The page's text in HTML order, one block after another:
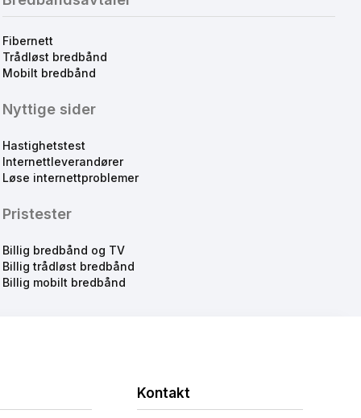
Fibernett
Trådløst bredbånd
Mobilt bredbånd
Nyttige sider
Hastighetstest
Internettleverandører
Løse internettproblemer
Pristester
Billig bredbånd og TV
Billig trådløst bredbånd
Billig mobilt bredbånd
Kontakt